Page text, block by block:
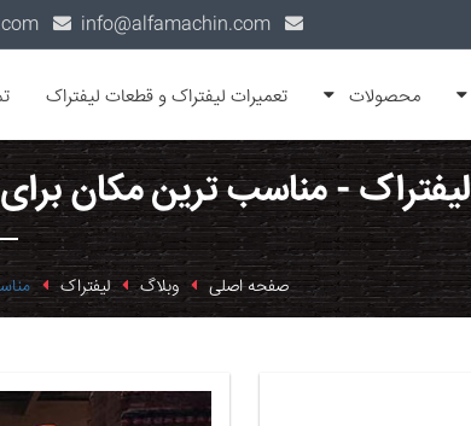
محصولات تعمیرات لیفتراک و قطعات لیفتراک
لیفتراک - مناسب ترین مکان
صفحه اصلی وبلاگ لیفتراک